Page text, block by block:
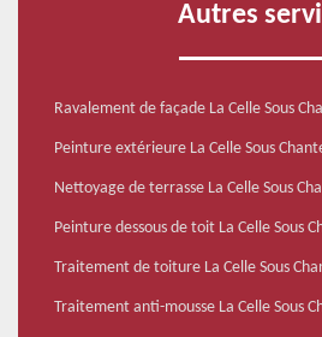
Autres
Ravalement de façade La Celle Sous
Peinture extérieure La Celle Sous
Nettoyage de terrasse La Celle Sous
Peinture dessous de toit La Celle Sous
Traitement de toiture La Celle Sous
Traitement anti-mousse La Celle Sous